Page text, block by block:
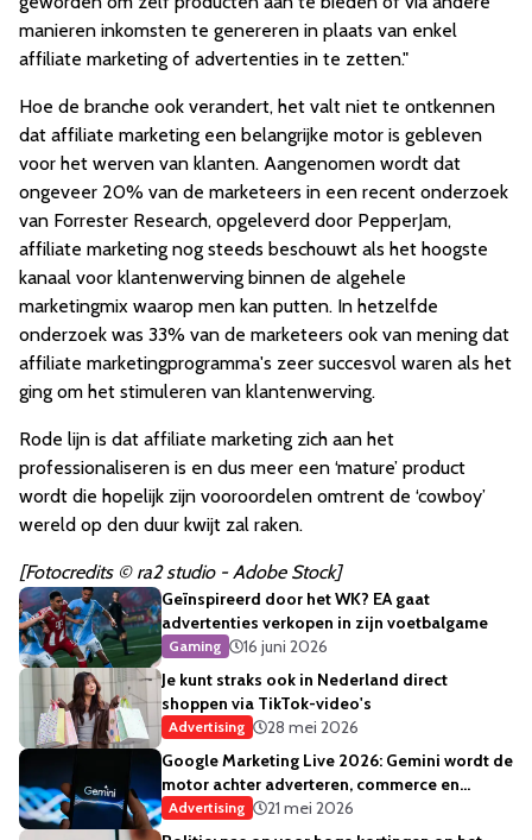
manieren inkomsten te genereren in plaats van enkel
affiliate marketing of advertenties in te zetten."
Hoe de branche ook verandert, het valt niet te ontkennen
dat affiliate marketing een belangrijke motor is gebleven
voor het werven van klanten. Aangenomen wordt dat
ongeveer 20% van de marketeers in een recent onderzoek
van Forrester Research, opgeleverd door PepperJam,
affiliate marketing nog steeds beschouwt als het hoogste
kanaal voor klantenwerving binnen de algehele
marketingmix waarop men kan putten. In hetzelfde
onderzoek was 33% van de marketeers ook van mening dat
affiliate marketingprogramma's zeer succesvol waren als het
ging om het stimuleren van klantenwerving.
Rode lijn is dat affiliate marketing zich aan het
professionaliseren is en dus meer een ‘mature’ product
wordt die hopelijk zijn vooroordelen omtrent de ‘cowboy’
wereld op den duur kwijt zal raken.
[Fotocredits © ra2 studio - Adobe Stock]
Geïnspireerd door het WK? EA gaat
advertenties verkopen in zijn voetbalgame
Gaming
16 juni 2026
Je kunt straks ook in Nederland direct
shoppen via TikTok-video's
Advertising
28 mei 2026
Google Marketing Live 2026: Gemini wordt de
motor achter adverteren, commerce en
creativiteit
Advertising
21 mei 2026